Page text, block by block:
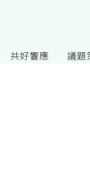
共好響應 議題